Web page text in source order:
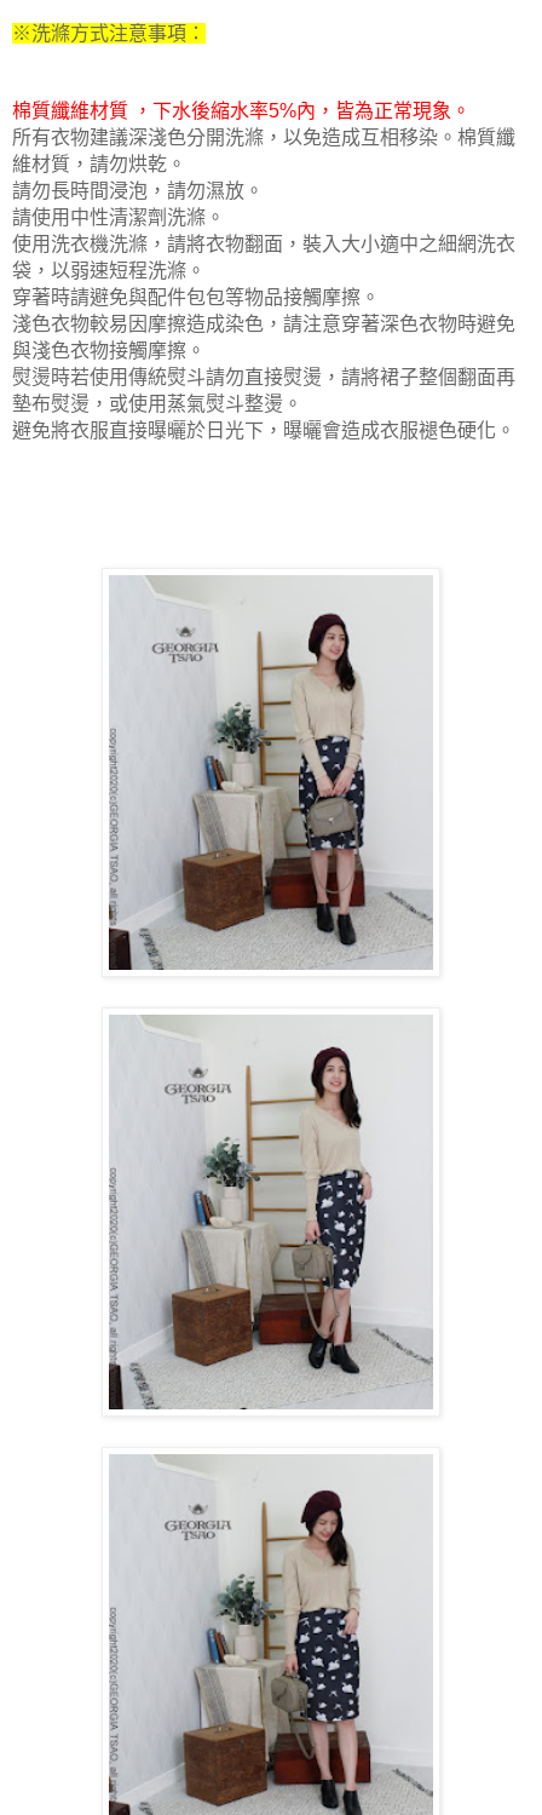
※洗滌方式注意事項：
棉質纖維材質 ，下水後縮水率5%內，皆為正常現象。
所有衣物建議深淺色分開洗滌，以免造成互相移染。 棉質纖
維材質，請勿烘乾。
請勿長時間浸泡，請勿濕放。
請使用中性清潔劑洗滌。
使用洗衣機洗滌，請將衣物翻面，裝入大小適中之細網洗衣
袋，以弱速短程洗滌。
穿著時請避免與配件包包等物品接觸摩擦。
淺色衣物較易因摩擦造成染色，請注意穿著深色衣物時避免
與淺色衣物接觸摩擦。
熨燙時若使用傳統熨斗請勿直接熨燙，請將裙子整個翻面再
墊布熨燙，或使用蒸氣熨斗整燙。
避免將衣服直接曝曬於日光下，曝曬會造成衣服褪色硬化。